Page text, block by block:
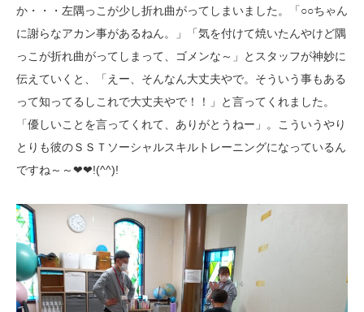
か・・・左隅っこが少し折れ曲がってしまいました。「○○ちゃん
に謝らなアカン事があるねん。」「気を付けて焼いたんやけど隅
っこが折れ曲がってしまって、ゴメンな～」とスタッフが神妙に
伝えていくと、「えー、そんなん大丈夫やで。そういう事もある
って知ってるしこれで大丈夫やで！！」と言ってくれました。
「優しいことを言ってくれて、ありがとうねー」。こういうやり
とりも彼のＳＳＴソーシャルスキルトレーニングになっているん
ですね～～❤❤!(^^)!